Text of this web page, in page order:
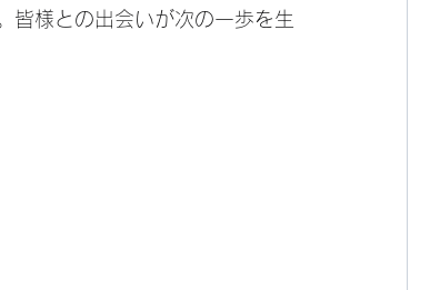
皆様との出会いが次の一歩を生